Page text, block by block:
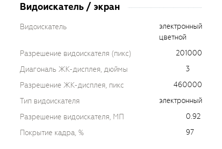
Видоискатель / экран
Видоискатель
электронный
цветной
Разрешение видоискателя (пикс)
201000
Диагональ ЖК-дисплея, дюймы
3
Разрешение ЖК-дисплея, пикс
460000
Тип видоискателя
электронный
Разрешение видоискателя, МП
0.92
Покрытие кадра, %
97